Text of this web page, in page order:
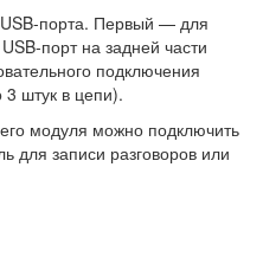
порта. Первый — для
порт на задней части
подключения
3 штук в цепи).
модуля можно подключить
для записи разговоров или